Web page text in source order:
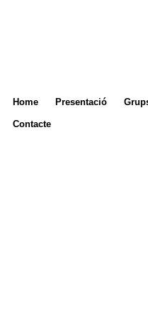
Home Presentació
Contacte